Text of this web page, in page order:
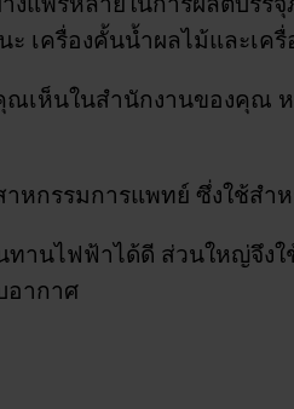
เครื่องคั้นน้ำผลไม้และเ
ห็นในสำนักงานของคุณ ห
าหกรรมการแพทย์ ซึ่งใช้ส
านไฟฟ้าได้ดี ส่วนใหญ่จึง
อากาศ